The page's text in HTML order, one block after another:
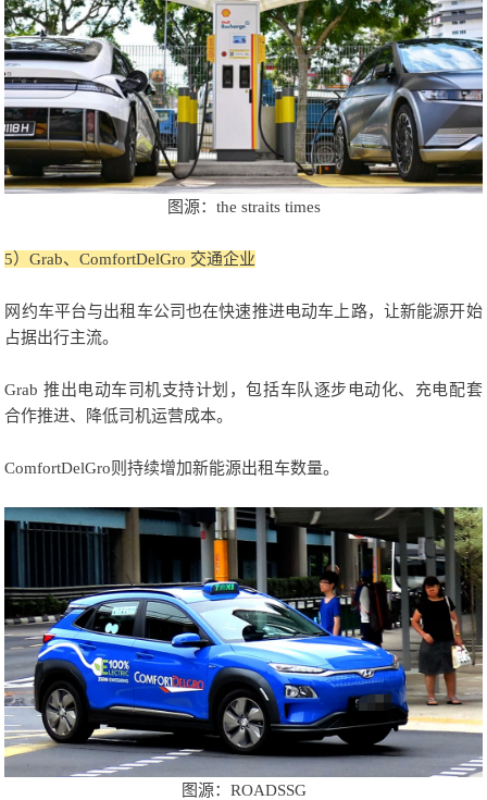
图源：the straits times
5）Grab、ComfortDelGro 交通企业
网约车平台与出租车公司也在快速推进电动车上路，让新能源开始
占据出行主流。
Grab 推出电动车司机支持计划，包括车队逐步电动化、 充电配套
合作推进、 降低司机运营成本。
ComfortDelGro则持续增加新能源出租车数量。
图源：ROADSSG